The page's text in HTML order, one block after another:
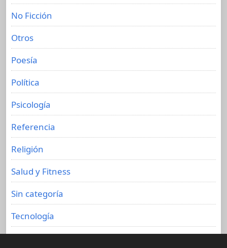
No Ficción
Otros
Poesía
Política
Psicología
Referencia
Religión
Salud y Fitness
Sin categoría
Tecnología